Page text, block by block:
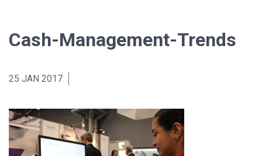
Cash-Management-Trends
25 JAN 2017